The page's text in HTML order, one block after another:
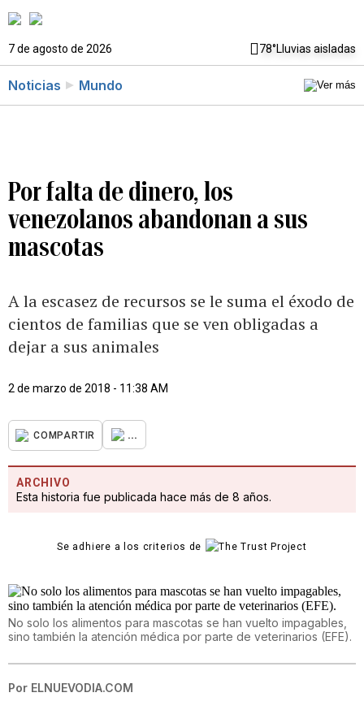
7 de agosto de 2026 78°Lluvias aisladas
Noticias Mundo
Por falta de dinero, los
venezolanos abandonan a sus
mascotas
A la escasez de recursos se le suma el éxodo de
cientos de familias que se ven obligadas a
dejar a sus animales
2 de marzo de 2018 - 11:38 AM
COMPARTIR ...
ARCHIVO
Esta historia fue publicada hace más de 8 años.
Se adhiere a los criterios de
No solo los alimentos para mascotas se han vuelto impagables,
sino también la atención médica por parte de veterinarios (EFE).
Por ELNUEVODIA.COM